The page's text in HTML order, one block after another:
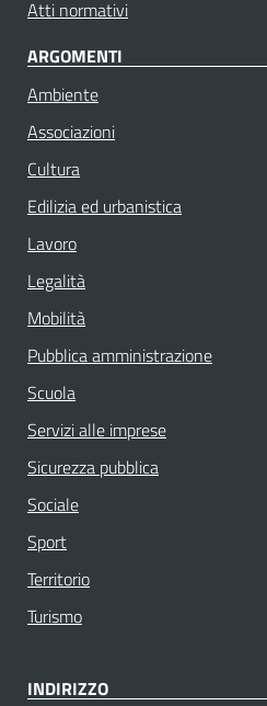
Atti normativi
ARGOMENTI
Ambiente
Associazioni
Cultura
Edilizia ed urbanistica
Lavoro
Legalità
Mobilità
Pubblica amministrazione
Scuola
Servizi alle imprese
Sicurezza pubblica
Sociale
Sport
Territorio
Turismo
INDIRIZZO